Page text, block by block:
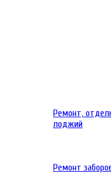
Ремонт,
лоджий
Ремонт